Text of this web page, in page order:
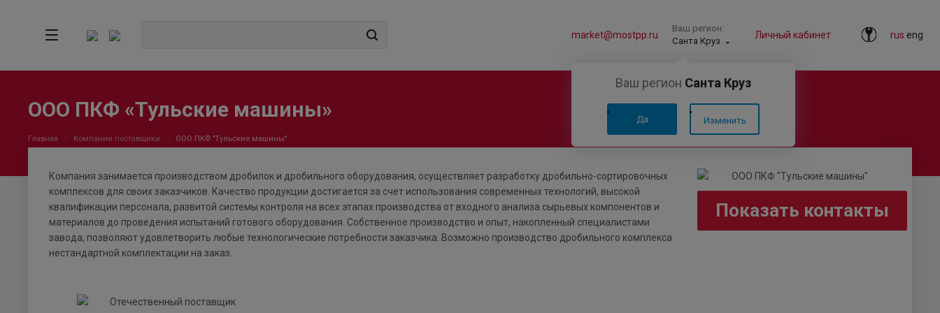
rus eng
Личный кабинет
Ваш регион:
Санта Круз
Ваш регион Санта Круз
Да Изменить
market@mostpp.ru
ООО ПКФ «Тульские машины»
Главная Компании поставщики ООО ПКФ "Тульские машины"
Показать контакты
Компания занимается производством дробилок и дробильного оборудования, осуществляет разработку дробильно-сортировочных
комплексов для своих заказчиков. Качество продукции достигается за счет использования современных технологий, высокой
квалификации персонала, развитой системы контроля на всех этапах производства от входного анализа сырьевых компонентов и
материалов до проведения испытаний готового оборудования. Собственное производство и опыт, накопленный специалистами
завода, позволяют удовлетворить любые технологические потребности заказчика. Возможно производство дробильного комплекса
нестандартной комплектации на заказ.